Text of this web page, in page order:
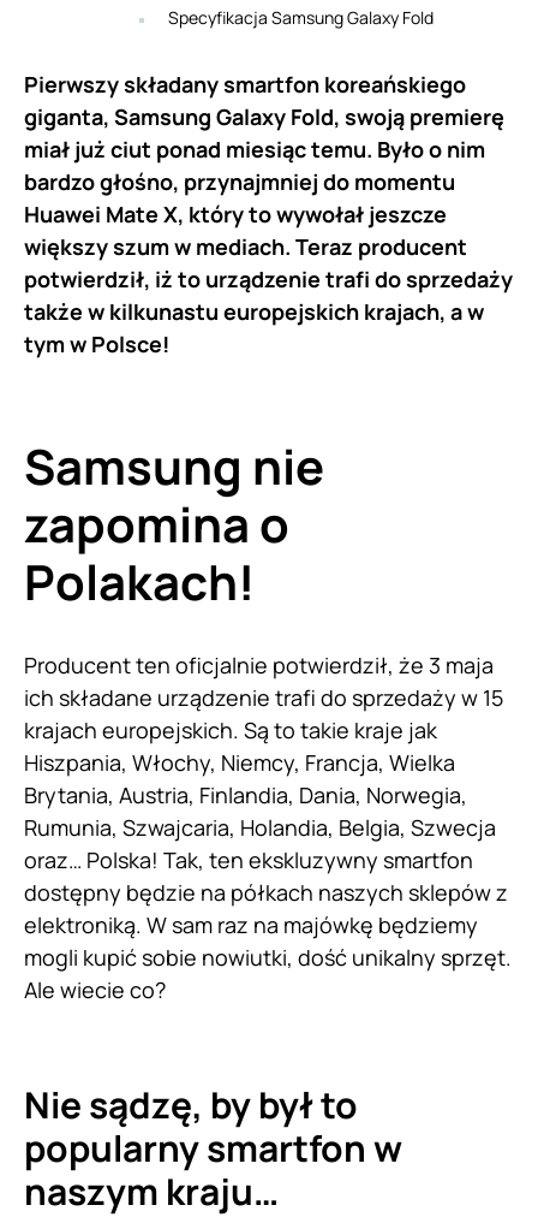
Specyfikacja Samsung Galaxy Fold
Pierwszy składany smartfon koreańskiego
giganta, Samsung Galaxy Fold, swoją premierę
miał już ciut ponad miesiąc temu. Było o nim
bardzo głośno, przynajmniej do momentu
Huawei Mate X, który to wywołał jeszcze
większy szum w mediach. Teraz producent
potwierdził, iż to urządzenie trafi do sprzedaży
także w kilkunastu europejskich krajach, a w
tym w Polsce!
Samsung nie
zapomina o
Polakach!
Producent ten oficjalnie potwierdził, że 3 maja
ich składane urządzenie trafi do sprzedaży w 15
krajach europejskich. Są to takie kraje jak
Hiszpania, Włochy, Niemcy, Francja, Wielka
Brytania, Austria, Finlandia, Dania, Norwegia,
Rumunia, Szwajcaria, Holandia, Belgia, Szwecja
oraz… Polska! Tak, ten ekskluzywny smartfon
dostępny będzie na półkach naszych sklepów z
elektroniką. W sam raz na majówkę będziemy
mogli kupić sobie nowiutki, dość unikalny sprzęt.
Ale wiecie co?
Nie sądzę, by był to
popularny smartfon w
naszym kraju…